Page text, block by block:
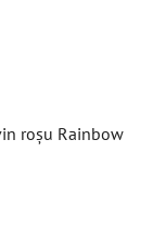
roșu Rainbow